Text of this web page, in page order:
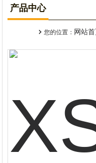
产品中心
您的位置： 网站